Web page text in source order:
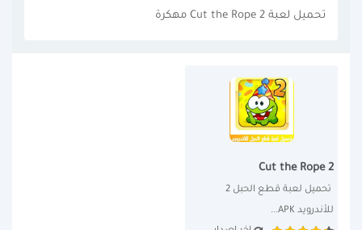
تحميل لعبة Cut the Rope 2 مهكرة
Cut the Rope 2
للأندرويد APK...